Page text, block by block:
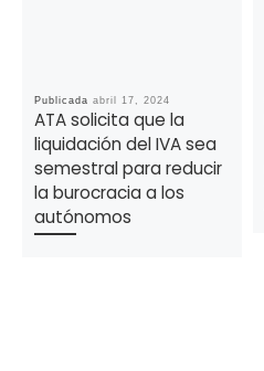
Publicada abril 17, 2024
ATA solicita que la
liquidación del IVA sea
semestral para reducir
la burocracia a los
autónomos